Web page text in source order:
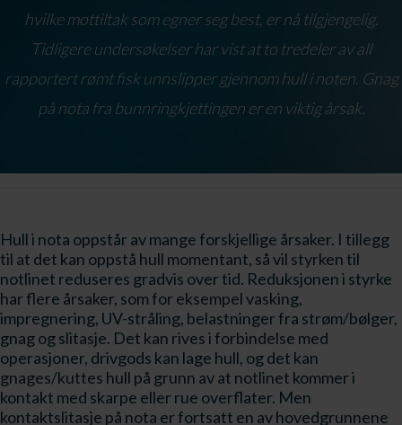
hvilke mottiltak som egner seg best, er nå tilgjengelig.
Tidligere undersøkelser har vist at to tredeler av all
rapportert rømt fisk unnslipper gjennom hull i noten. Gnag
på nota fra bunnringkjettingen er en viktig årsak.
Hull i nota oppstår av mange forskjellige årsaker. I tillegg
til at det kan oppstå hull momentant, så vil styrken til
notlinet reduseres gradvis over tid. Reduksjonen i styrke
har flere årsaker, som for eksempel vasking,
impregnering, UV-stråling, belastninger fra strøm/bølger,
gnag og slitasje. Det kan rives i forbindelse med
operasjoner, drivgods kan lage hull, og det kan
gnages/kuttes hull på grunn av at notlinet kommer i
kontakt med skarpe eller rue overflater. Men
kontaktslitasje på nota er fortsatt en av hovedgrunnene